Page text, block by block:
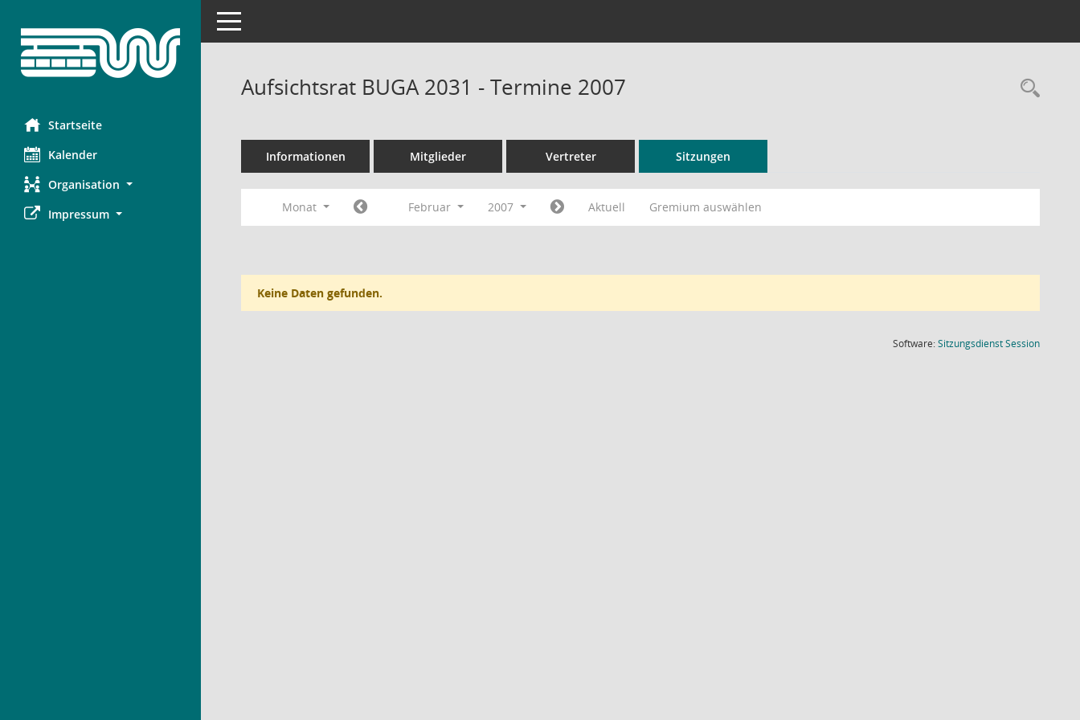
Startseite
Kalender
Organisation
Impressum
Toggle navigation
Aufsichtsrat BUGA 2031 - Termine 2007
Informationen Mitglieder Vertreter Sitzungen
Monat Februar 2007 Aktuell Gremium auswählen
Keine Daten gefunden.
Software:SitzungsdienstSession(Wird in